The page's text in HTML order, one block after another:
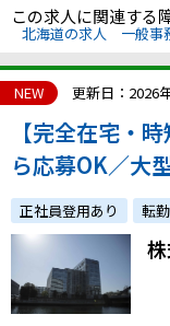
この求人に関連する
北海道の求人 一般事
NEW 更新日：2026
【完全在宅・
ら応募OK／大
集！】創業88
ける設計事務所
正社員登用あり 転